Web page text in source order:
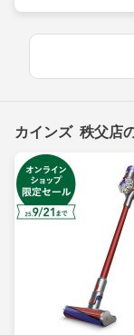
カインズ 秩父店